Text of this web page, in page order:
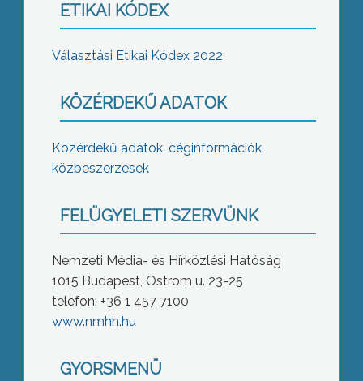
ETIKAI KÓDEX
Választási Etikai Kódex 2022
KÖZÉRDEKŰ ADATOK
Közérdekű adatok, céginformációk,
közbeszerzések
FELÜGYELETI SZERVÜNK
Nemzeti Média- és Hírközlési Hatóság
1015 Budapest, Ostrom u. 23-25
telefon: +36 1 457 7100
www.nmhh.hu
GYORSMENÜ